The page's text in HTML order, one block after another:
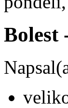
Bolest